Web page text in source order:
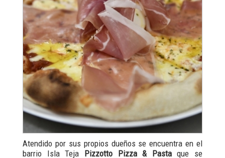
Atendido por sus propios dueños se encuentra en el
barrio Isla Teja
Pizzotto Pizza & Pastaque se